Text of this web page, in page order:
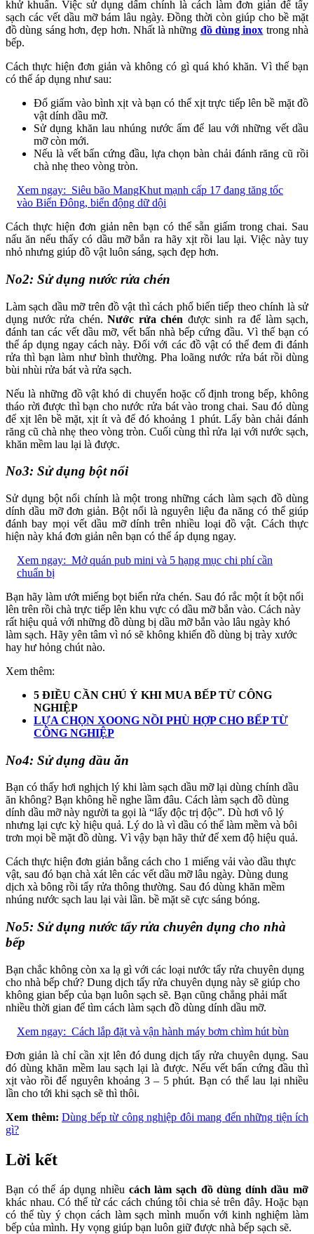
khử khuẩn. Việc sử dụng dấm chính là cách làm đơn giản để tẩy
sạch các vết dầu mỡ bám lâu ngày. Đồng thời còn giúp cho bề mặt
đồ dùng sáng hơn, đẹp hơn. Nhất là những đồ dùng inox trong nhà
bếp.
Cách thực hiện đơn giản và không có gì quá khó khăn. Vì thế bạn
có thể áp dụng như sau:
Đổ giấm vào bình xịt và bạn có thể xịt trực tiếp lên bề mặt đồ
vật dính dầu mỡ.
Sử dụng khăn lau nhúng nước ấm để lau với những vết dầu
mỡ còn mới.
Nếu là vết bẩn cứng đầu, lựa chọn bàn chải đánh răng cũ rồi
chà nhẹ theo vòng tròn.
Xem ngay: Siêu bão MangKhut mạnh cấp 17 đang tăng tốc
vào Biển Đông, biển động dữ dội
Cách thực hiện đơn giản nên bạn có thể sẵn giấm trong chai. Sau
nấu ăn nếu thấy có dầu mỡ bắn ra hãy xịt rồi lau lại. Việc này tuy
nhỏ nhưng giúp đồ vật luôn sáng, sạch đẹp hơn.
No2: Sử dụng nước rửa chén
Làm sạch dầu mỡ trên đồ vật thì cách phổ biến tiếp theo chính là sử
dụng nước rửa chén. Nước rửa chén được sinh ra để làm sạch,
đánh tan các vết dầu mỡ, vết bẩn nhà bếp cứng đầu. Vì thế bạn có
thể áp dụng ngay cách này. Đối với các đồ vật có thể đem đi đánh
rửa thì bạn làm như bình thường. Pha loãng nước rửa bát rồi dùng
bùi nhùi rửa bát và rửa sạch.
Nếu là những đồ vật khó di chuyển hoặc cố định trong bếp, không
tháo rời được thì bạn cho nước rửa bát vào trong chai. Sau đó dùng
để xịt lên bề mặt, xịt ít và để đó khoảng 1 phút. Lấy bàn chải đánh
răng cũ chà nhẹ theo vòng tròn. Cuối cùng thì rửa lại với nước sạch,
khăn mềm lau lại là được.
No3: Sử dụng bột nổi
Sử dụng bột nổi chính là một trong những cách làm sạch đồ dùng
dính dầu mỡ đơn giản. Bột nổi là nguyên liệu đa năng có thể giúp
đánh bay mọi vết dầu mỡ dính trên nhiều loại đồ vật. Cách thực
hiện này khá đơn giản nên bạn có thể áp dụng ngay.
Xem ngay: Mở quán pub mini và 5 hạng mục chi phí cần
chuẩn bị
Bạn hãy làm ướt miếng bọt biển rửa chén. Sau đó rắc một ít bột nổi
lên trên rồi chà trực tiếp lên khu vực có dầu mỡ bắn vào. Cách này
rất hiệu quả với những đồ dùng bị dầu mỡ bắn vào lâu ngày khó
làm sạch. Hãy yên tâm vì nó sẽ không khiến đồ dùng bị trày xước
hay hư hỏng chút nào.
Xem thêm:
5 ĐIỀU CẦN CHÚ Ý KHI MUA BẾP TỪ CÔNG
NGHIỆP
LỰA CHỌN XOONG NỒI PHÙ HỢP CHO BẾP TỪ
CÔNG NGHIỆP
No4: Sử dụng dầu ăn
Bạn có thấy hơi nghịch lý khi làm sạch dầu mỡ lại dùng chính dầu
ăn không? Bạn không hề nghe lầm đâu. Cách làm sạch đồ dùng
dính dầu mỡ này người ta gọi là “lấy độc trị độc”. Dù hơi vô lý
nhưng lại cực kỳ hiệu quả. Lý do là vì dầu có thể làm mềm và bôi
trơn mọi bề mặt đồ dùng. Vì vậy bạn hãy thử để xem độ hiệu quả.
Cách thực hiện đơn giản bằng cách cho 1 miếng vải vào dầu thực
vật, sau đó bạn chà xát lên các vết dầu mỡ lâu ngày. Dùng dung
dịch xà bông rồi tẩy rửa thông thường. Sau đó dùng khăn mềm
nhúng nước sạch lau lại vài lần. bề mặt sẽ cực sáng bóng.
No5: Sử dụng nước tẩy rửa chuyên dụng cho nhà
bếp
Bạn chắc không còn xa lạ gì với các loại nước tẩy rửa chuyên dụng
cho nhà bếp chứ? Dung dịch tẩy rửa chuyên dụng này sẽ giúp cho
không gian bếp của bạn luôn sạch sẽ. Bạn cũng chẳng phải mất
nhiều thời gian để tìm cách làm sạch đồ dùng dính dầu mỡ.
Xem ngay: Cách lắp đặt và vận hành máy bơm chìm hút bùn
Đơn giản là chỉ cần xịt lên đó dung dịch tẩy rửa chuyên dụng. Sau
đó dùng khăn mềm lau sạch lại là được. Nếu vết bẩn cứng đầu thì
xịt vào rồi để nguyên khoảng 3 – 5 phút. Bạn có thể lau lại nhiều
lần cho tới khi sạch sẽ thì thôi.
Xem thêm: Dùng bếp từ công nghiệp đôi mang đến những tiện ích
gì?
Lời kết
Bạn có thể áp dụng nhiều cách làm sạch đồ dùng dính dầu mỡ
khác nhau. Có thể từ các cách chúng tôi chia sẻ trên đây. Hoặc bạn
có thể tùy ý chọn cách làm sạch mình muốn với kinh nghiệm làm
bếp của mình. Hy vọng giúp bạn luôn giữ được nhà bếp sạch sẽ.